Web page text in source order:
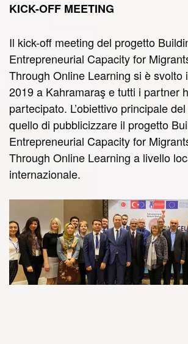
KICK-OFF MEETING
Il kick-off meeting del progetto
Entrepreneurial Capacity for
Through Online Learning si è svolto
2019 a Kahramaraş e tutti i partner
partecipato. L’obiettivo principale
quello di pubblicizzare il progetto
Entrepreneurial Capacity for
Through Online Learning a livello
internazionale.